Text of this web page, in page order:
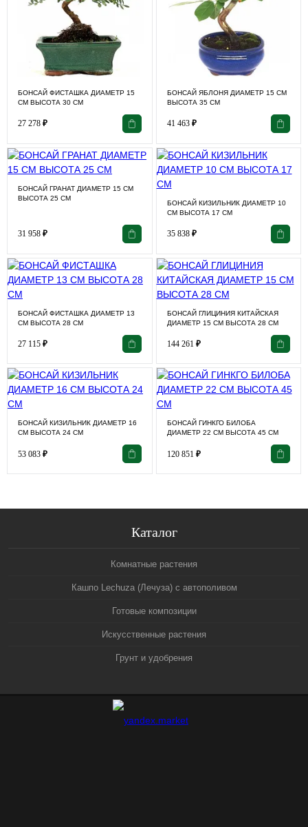
БОНСАЙ ФИСТАШКА ДИАМЕТР 15
СМ ВЫСОТА 30 СМ
27 278 ₽
БОНСАЙ ЯБЛОНЯ ДИАМЕТР 15 СМ
ВЫСОТА 35 СМ
41 463 ₽
БОНСАЙ ГРАНАТ ДИАМЕТР 15 СМ
ВЫСОТА 25 СМ
31 958 ₽
БОНСАЙ КИЗИЛЬНИК ДИАМЕТР 10
СМ ВЫСОТА 17 СМ
35 838 ₽
БОНСАЙ ФИСТАШКА ДИАМЕТР 13
СМ ВЫСОТА 28 СМ
27 115 ₽
БОНСАЙ ГЛИЦИНИЯ КИТАЙСКАЯ
ДИАМЕТР 15 СМ ВЫСОТА 28 СМ
144 261 ₽
БОНСАЙ КИЗИЛЬНИК ДИАМЕТР 16
СМ ВЫСОТА 24 СМ
53 083 ₽
БОНСАЙ ГИНКГО БИЛОБА
ДИАМЕТР 22 СМ ВЫСОТА 45 СМ
120 851 ₽
Каталог
Комнатные растения
Кашпо Lechuza (Лечуза) с автополивом
Готовые композиции
Искусственные растения
Грунт и удобрения